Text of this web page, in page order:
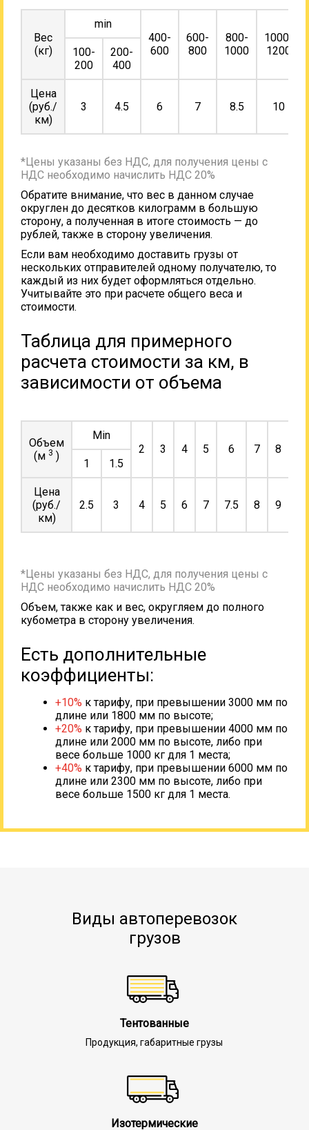
Вес
(кг)
min
400-
600
600-
800
800-
1000
1000-
1200
100-
200
200-
400
Цена
(руб./
км)
3 4.5 6 7 8.5 10
*Цены указаны без НДС, для получения цены с
НДС необходимо начислить НДС 20%
Обратите внимание, что вес в данном случае
округлен до десятков килограмм в большую
сторону, а полученная в итоге стоимость — до
рублей, также в сторону увеличения.
Если вам необходимо доставить грузы от
нескольких отправителей одному получателю, то
каждый из них будет оформляться отдельно.
Учитывайте это при расчете общего веса и
стоимости.
Таблица для примерного
расчета стоимости за км, в
зависимости от объема
Объем
(м 3 )
Min
2
3 4 5 6 7 8
1
1.5
Цена
(руб./
км)
2.5 3 4 5 6 7 7.5 8 9
*Цены указаны без НДС, для получения цены с
НДС необходимо начислить НДС 20%
Объем, также как и вес, округляем до полного
кубометра в сторону увеличения.
Есть дополнительные
коэффициенты:
+10% к тарифу, при превышении 3000 мм по
длине или 1800 мм по высоте;
+20% к тарифу, при превышении 4000 мм по
длине или 2000 мм по высоте, либо при
весе больше 1000 кг для 1 места;
+40% к тарифу, при превышении 6000 мм по
длине или 2300 мм по высоте, либо при
весе больше 1500 кг для 1 места.
Виды автоперевозок
грузов
Тентованные
Продукция, габаритные грузы
Изотермические